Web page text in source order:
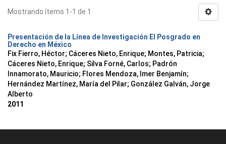
Mostrando ítems 1-1 de 1
Presentación de la Línea de Investigación El Posgrado en
Derecho en México
Fix Fierro, Héctor; Cáceres Nieto, Enrique; Montes, Patricia;
Cáceres Nieto, Enrique; Silva Forné, Carlos; Padrón
Innamorato, Mauricio; Flores Mendoza, Imer Benjamín;
Hernández Martínez, María del Pilar; González Galván, Jorge
Alberto
2011